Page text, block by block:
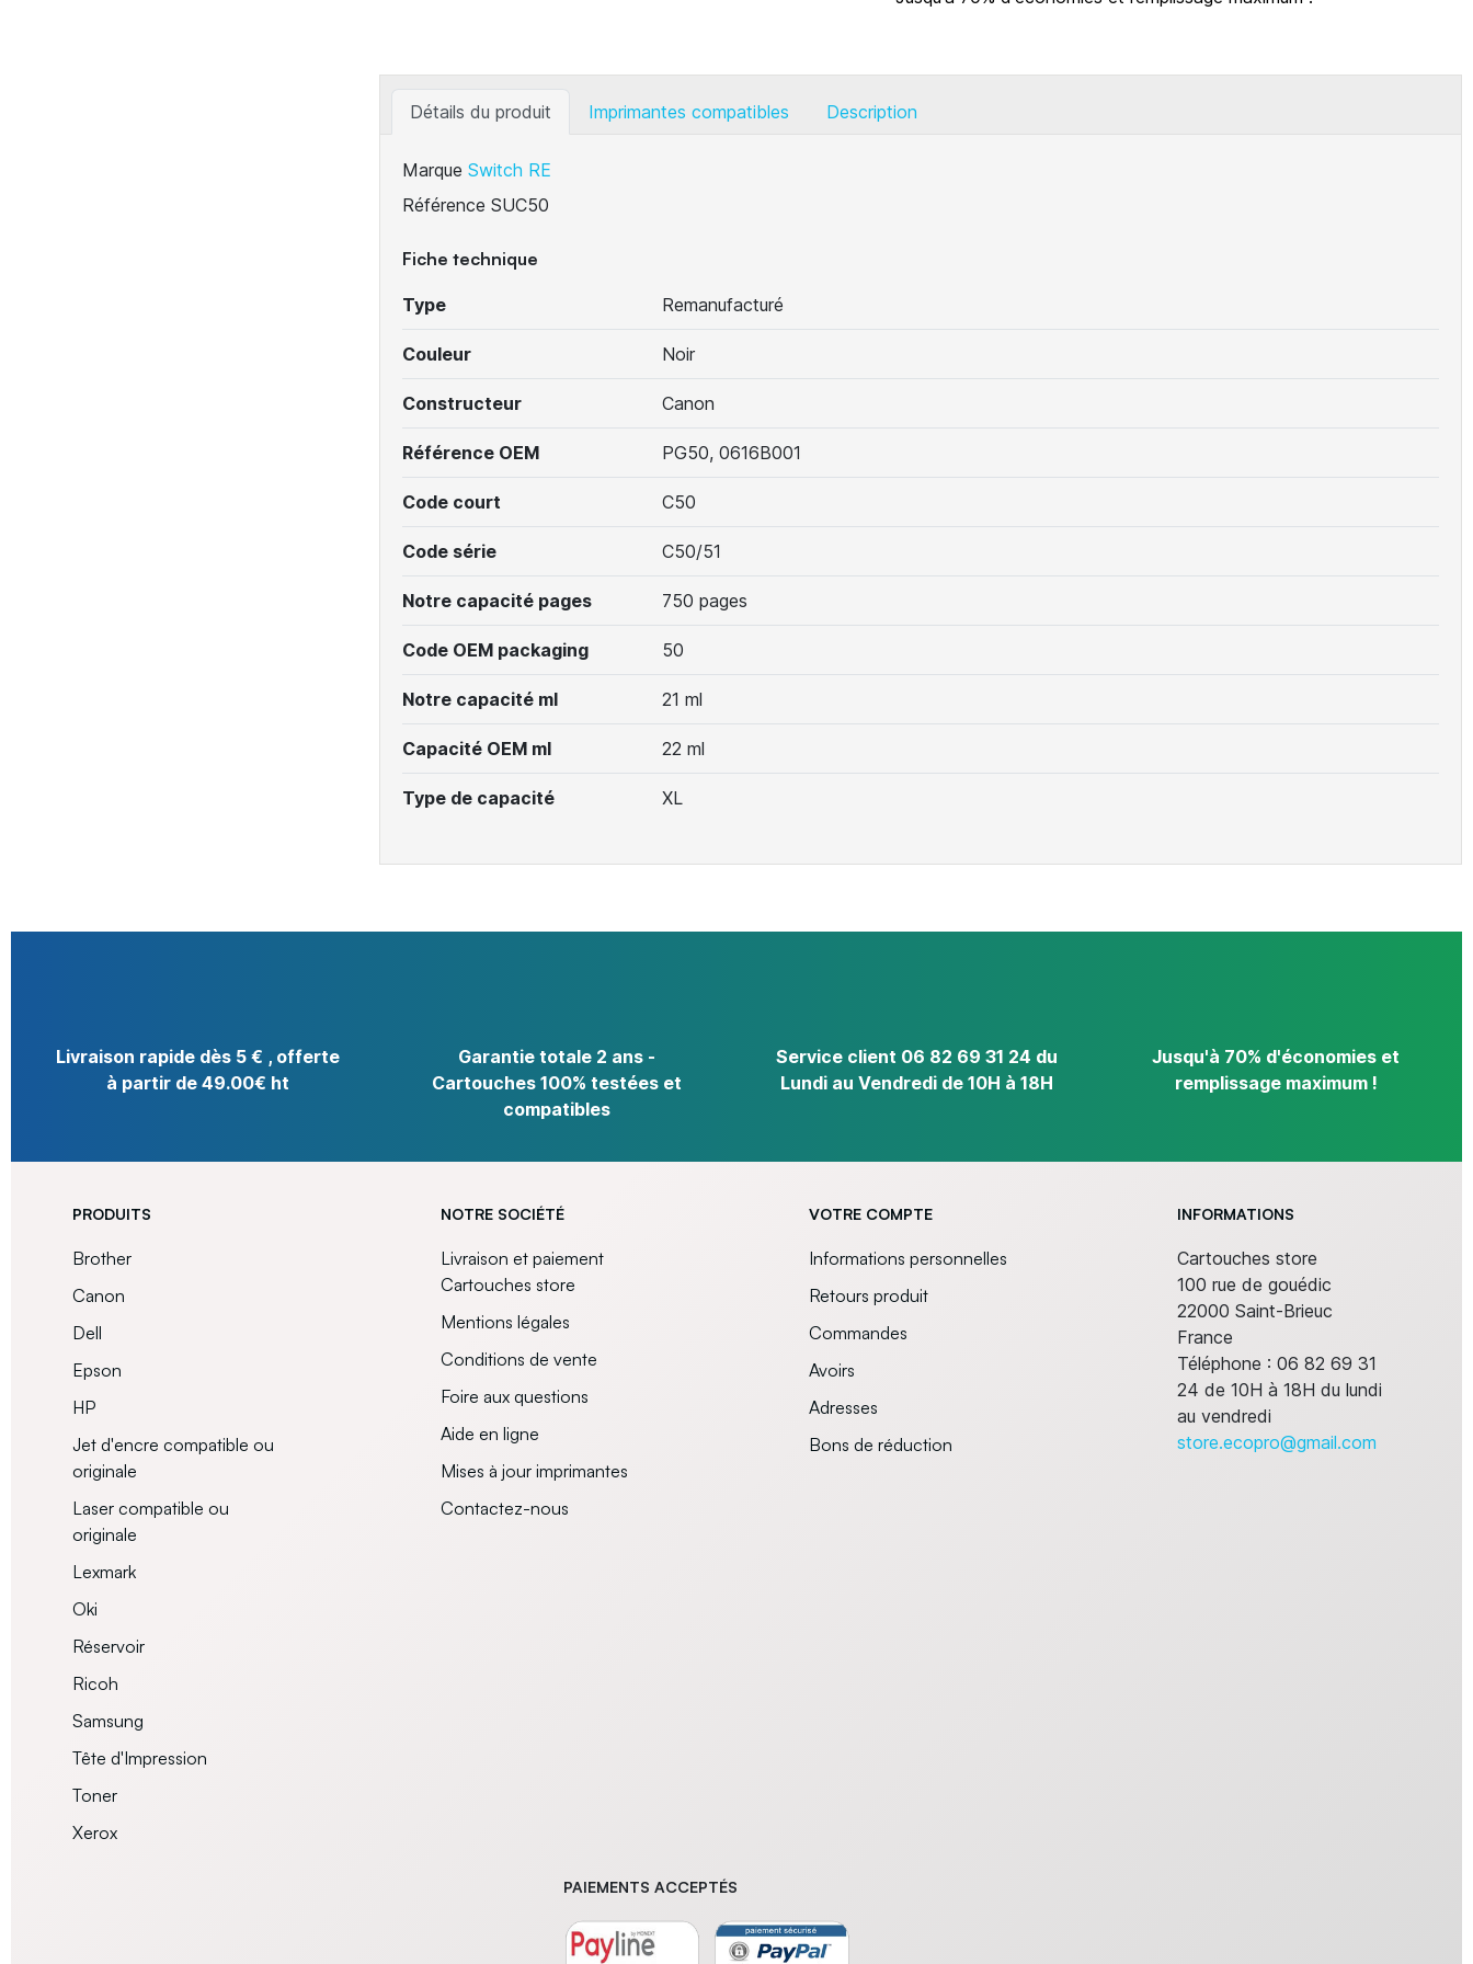
Détails du produit Imprimantes compatibles Description
Marque Switch RE
Référence SUC50
Fiche technique
Type Remanufacturé
Couleur Noir
Constructeur Canon
Référence OEM PG50, 0616B001
Code court C50
Code série C50/51
Notre capacité pages 750 pages
Code OEM packaging 50
Notre capacité ml 21 ml
Capacité OEM ml 22 ml
Type de capacité XL
Livraison rapide dès 5 € , offerte
à partir de 49.00€ ht
Garantie totale 2 ans -
Cartouches 100% testées et
compatibles
Service client 06 82 69 31 24 du
Lundi au Vendredi de 10H à 18H
Jusqu'à 70% d'économies et
remplissage maximum !
PRODUITS
Brother
Canon
Dell
Epson
HP
Jet d'encre compatible ou
originale
Laser compatible ou
originale
Lexmark
Oki
Réservoir
Ricoh
Samsung
Tête d'Impression
Toner
Xerox
NOTRE SOCIÉTÉ
Livraison et paiement
Cartouches store
Mentions légales
Conditions de vente
Foire aux questions
Aide en ligne
Mises à jour imprimantes
Contactez-nous
VOTRE COMPTE
Informations personnelles
Retours produit
Commandes
Avoirs
Adresses
Bons de réduction
INFORMATIONS
Cartouches store
100 rue de gouédic
22000 Saint-Brieuc
France
Téléphone : 06 82 69 31
24 de 10H à 18H du lundi
au vendredi
store.ecopro@gmail.com
PAIEMENTS ACCEPTÉS